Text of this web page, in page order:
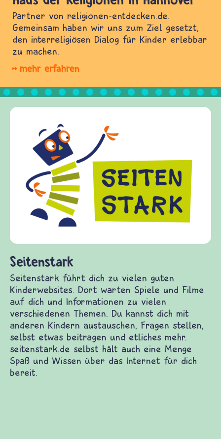
Partner von religionen-entdecken.de.
Gemeinsam haben wir uns zum Ziel gesetzt,
den interreligiösen Dialog für Kinder erlebbar
zu machen.
mehr erfahren
dich zu vielen guten Kinderwebsites. Dort
Filme auf dich und Informationen zu vielen
Du kannst dich mit anderen Kindern
stellen, selbst etwas beitragen und
selbst hält auch eine Menge Spaß
frieden-fragen.de
Kinder, Eltern und
Fragen von Krieg
Gewalt informiert
diesem
fragen.de bietet
und Frieden,